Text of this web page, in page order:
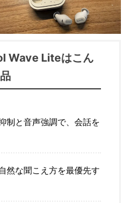
Wave Liteはこん
制と音声強調で、会話を
然な聞こえ方を最優先す